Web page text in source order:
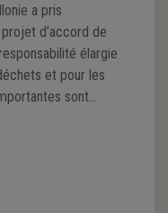
a pris
d’accord de
élargie
et pour les
sont